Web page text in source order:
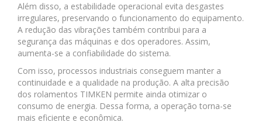
Além disso, a estabilidade operacional evita desgastes
irregulares, preservando o funcionamento do equipamento.
A redução das vibrações também contribui para a
segurança das máquinas e dos operadores. Assim,
aumenta-se a confiabilidade do sistema.
Com isso, processos industriais conseguem manter a
continuidade e a qualidade na produção. A alta precisão
dos rolamentos TIMKEN permite ainda otimizar o
consumo de energia. Dessa forma, a operação torna-se
mais eficiente e econômica.